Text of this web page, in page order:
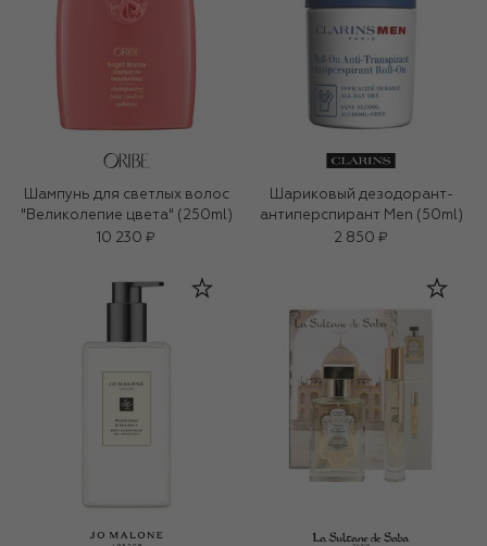
Шампунь для светлых волос
"Великолепие цвета" (250ml)
10 230 ₽
Шариковый дезодорант-
антиперспирант Men (50ml)
2 850 ₽